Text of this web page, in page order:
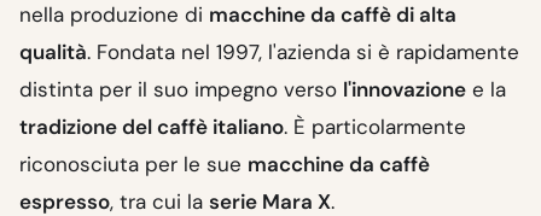
nella produzione di macchine da caffè di alta
qualità. Fondata nel 1997, l'azienda si è rapidamente
distinta per il suo impegno verso l'innovazione e la
tradizione del caffè italiano. È particolarmente
riconosciuta per le sue macchine da caffè
espresso, tra cui la serie Mara X.